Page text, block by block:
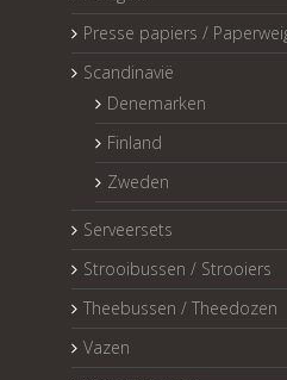
Presse papiers /
Scandinavië
Denemarken
Finland
Zweden
Serveersets
Strooibussen / Strooiers
Theebussen / Theedozen
Vazen